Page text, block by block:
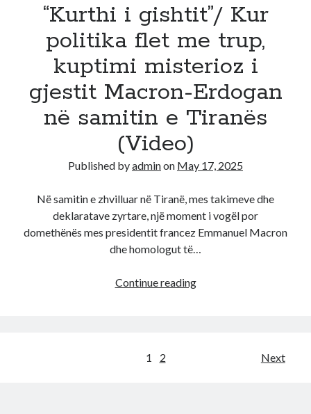
“Kurthi i gishtit”/ Kur
politika flet me trup,
kuptimi misterioz i
gjestit Macron-Erdogan
në samitin e Tiranës
(Video)
Published byadminon May 17, 2025
Në samitin e zhvilluar në Tiranë, mes takimeve dhe
deklaratave zyrtare, një moment i vogël por
domethënës mes presidentit francez Emmanuel Macron
dhe homologut të…
Continue reading“Kurthi
1 2 Next